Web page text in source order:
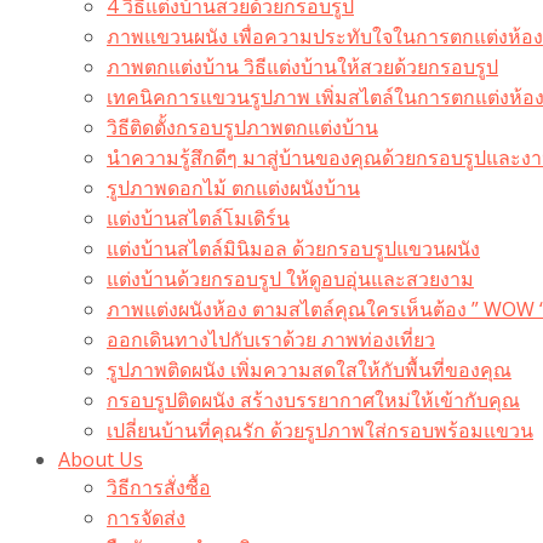
4 วิธีแต่งบ้านสวยด้วยกรอบรูป
ภาพแขวนผนัง เพื่อความประทับใจในการตกแต่งห้อง
ภาพตกแต่งบ้าน วิธีแต่งบ้านให้สวยด้วยกรอบรูป
เทคนิคการแขวนรูปภาพ เพิ่มสไตล์ในการตกแต่งห้อง
วิธีติดตั้งกรอบรูปภาพตกแต่งบ้าน
นำความรู้สึกดีๆ มาสู่บ้านของคุณด้วยกรอบรูปและง
รูปภาพดอกไม้ ตกแต่งผนังบ้าน
แต่งบ้านสไตล์โมเดิร์น
แต่งบ้านสไตล์มินิมอล ด้วยกรอบรูปแขวนผนัง
แต่งบ้านด้วยกรอบรูป ให้ดูอบอุ่นและสวยงาม
ภาพแต่งผนังห้อง ตามสไตล์คุณใครเห็นต้อง ” WOW
ออกเดินทางไปกับเราด้วย ภาพท่องเที่ยว
รูปภาพติดผนัง เพิ่มความสดใสให้กับพื้นที่ของคุณ
กรอบรูปติดผนัง สร้างบรรยากาศใหม่ให้เข้ากับคุณ
เปลี่ยนบ้านที่คุณรัก ด้วยรูปภาพใส่กรอบพร้อมแขวน​
About Us
วิธีการสั่งซื้อ
การจัดส่ง